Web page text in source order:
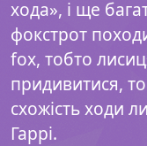
хода», і ще
фокстрот
fox, тобто
придивитися,
схожість ходи
Гаррі.